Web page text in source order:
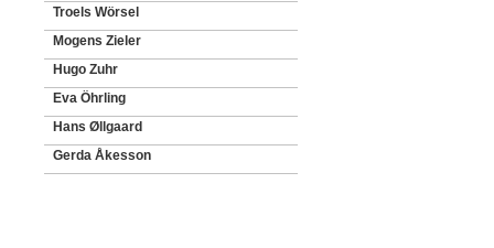
Troels Wörsel
Mogens Zieler
Hugo Zuhr
Eva Öhrling
Hans Øllgaard
Gerda Åkesson